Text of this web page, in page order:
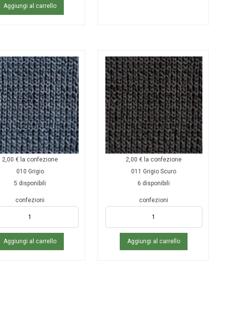
Aggiungi al carrello
2,00 € la confezione
010 Grigio
5 disponibili
confezioni
Aggiungi al carrello
2,00 € la confezione
011 Grigio Scuro
6 disponibili
confezioni
Aggiungi al carrello